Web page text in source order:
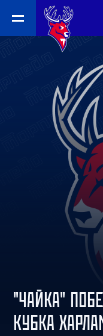
"ЧАЙКА"
КУБКА